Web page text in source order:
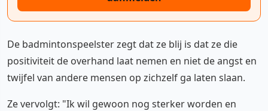
De badmintonspeelster zegt dat ze blij is dat ze die
positiviteit de overhand laat nemen en niet de angst en
twijfel van andere mensen op zichzelf ga laten slaan.
Ze vervolgt: "Ik wil gewoon nog sterker worden en